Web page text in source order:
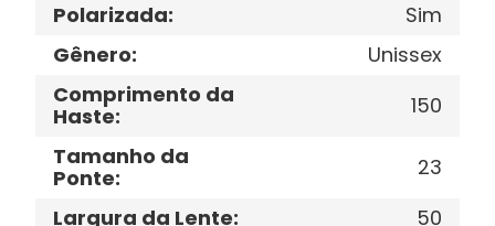
Polarizada:
Sim
Gênero:
Unissex
Comprimento da
Haste:
150
Tamanho da
Ponte:
23
Largura da Lente:
50